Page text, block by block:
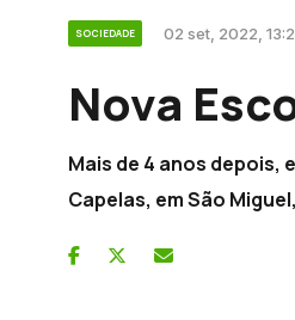
SOCIEDADE 02 set, 2022,
Nova
Mais de 4 anos depois,
Capelas, em São